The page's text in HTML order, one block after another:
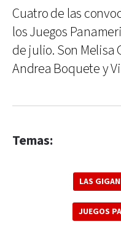
Cuatro de las
los Juegos
de julio. Son Melisa
Andrea Boquete y
Temas:
LAS
JUEGOS